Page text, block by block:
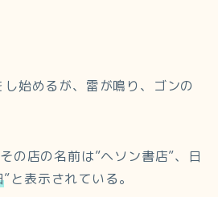
始めるが、雷が鳴り、ゴンの
の店の名前は”ヘソン書店”、日
”と表示されている。